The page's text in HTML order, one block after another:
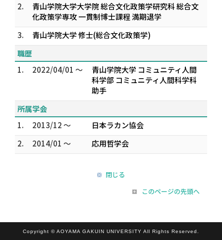
2.
青山学院大学大学院 総合文化政策学研究科 総合文
化政策学専攻 一貫制博士課程 満期退学
3.
青山学院大学 修士(総合文化政策学)
職歴
1.
2022/04/01 ～
青山学院大学 コミュニティ人間
科学部 コミュニティ人間科学科
助手
所属学会
1.
2013/12 ～
日本ラカン協会
2.
2014/01 ～ 応用哲学会
閉じる
このページの先頭へ
Copyright © AOYAMA GAKUIN UNIVERSITY All Rights Reserved.